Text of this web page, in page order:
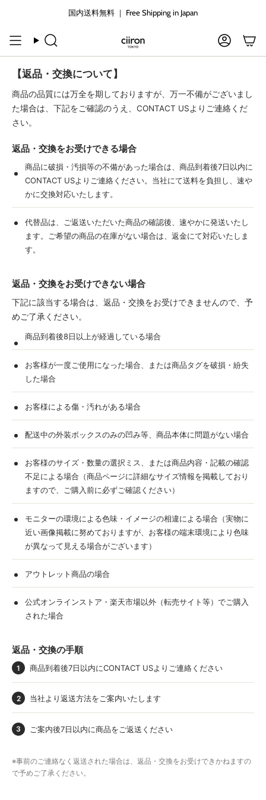
ツ
国内送料無料 ｜ Free Shipping in Japan
検
索
ア
カ
ト
【返品・交換について】
商品の品質には万全を期しておりますが、万一不備がございまし
た場合は、下記をご確認のうえ、CONTACT USよりご連絡くだ
さい。
返品・交換をお受けできる場合
商品に破損・汚損等の不備があった場合は、商品到着後7日以内に
CONTACT USよりご連絡ください。当社にて送料を負担し、速や
かに交換対応いたします。
代替品は、ご返送いただいた商品の確認後、速やかに発送いたし
ます。ご希望の商品の在庫がない場合は、返金にて対応いたしま
す。
返品・交換をお受けできない場合
下記に該当する場合は、返品・交換をお受けできませんので、予
めご了承ください。
商品到着後8日以上が経過している場合
お客様が一度ご使用になった場合、または商品タグを破損・紛失
した場合
お客様による傷・汚れがある場合
配送中の外装ボックスのみの凹み等、商品本体に問題がない場合
お客様のサイズ・数量の選択ミス、または商品内容・記載の確認
不足による場合（商品ページに詳細なサイズ情報を掲載しており
ますので、ご購入前に必ずご確認ください）
モニターの環境による色味・イメージの相違による場合（実物に
近い画像掲載に努めておりますが、お客様の端末環境により色味
が異なって見える場合がございます）
アウトレット商品の場合
公式オンラインストア・楽天市場以外（転売サイト等）でご購入
された場合
返品・交換の手順
商品到着後7日以内にCONTACT USよりご連絡ください
当社より返送方法をご案内いたします
ご案内後7日以内に商品をご返送ください
※事前のご連絡なく返送された場合は、返品・交換をお受けできかねますの
で予めご了承ください。